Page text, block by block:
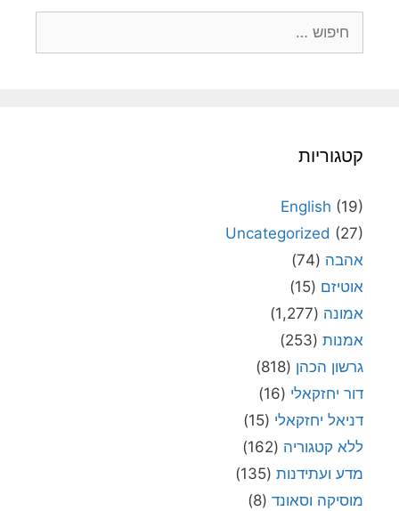
קטגוריות
English (19)
Uncategorized (27)
אהבה (74)
אוטיזם (15)
אמונה (1,277)
אמנות (253)
גרשון הכהן (818)
דור יחזקאלי (16)
דניאל יחזקאלי (15)
ללא קטגוריה (162)
מדע ועתידנות (135)
מוסיקה וסאונד (8)